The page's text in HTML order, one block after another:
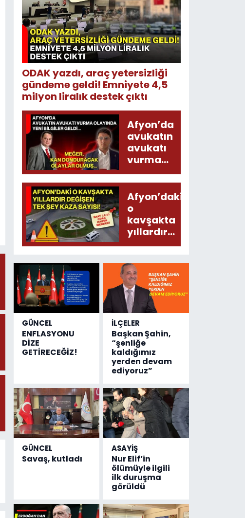
ODAK yazdı, araç yetersizliği
gündeme geldi! Emniyete 4,5
milyon liralık destek çıktı
Afyon’da
avukatın
avukatı
vurma
olayında
yeni bilgiler
geldi...
Meğer, kan
donduracak
olaylar
olmuş...
Afyon’daki
o
kavşakta
yıllardır
değişen
kaza
sayısı!
GÜNCEL
ENFLASYONU
DİZE
GETİRECEĞİZ!
İLÇELER
Başkan Şahin,
“şenliğe
kaldığımız
yerden devam
ediyoruz”
GÜNCEL
Savaş, kutladı
ASAYİŞ
Nur Elif’in
ölümüyle ilgili
ilk duruşma
görüldü